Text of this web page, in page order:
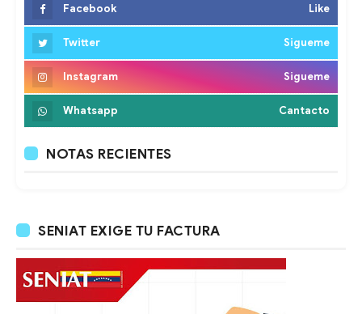
Facebook Like
Twitter Sigueme
Instagram Sigueme
Whatsapp Cantacto
NOTAS RECIENTES
SENIAT EXIGE TU FACTURA